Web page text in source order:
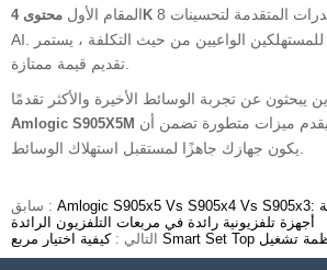
المقام الأول محتوى 4K
AI. بالنسبة للمستهلكين الواعيين من حيث التكلفة ، يستمر S905x4 في
Amlogic S905X5M
سابق : Amlogic S905x5 Vs S905x4 Vs S905x3: ميزات مقارنة بين ثلاثة
أجهزة تلفزيونية رائدة في مربعات التلفزيون الرائدة
التالي :